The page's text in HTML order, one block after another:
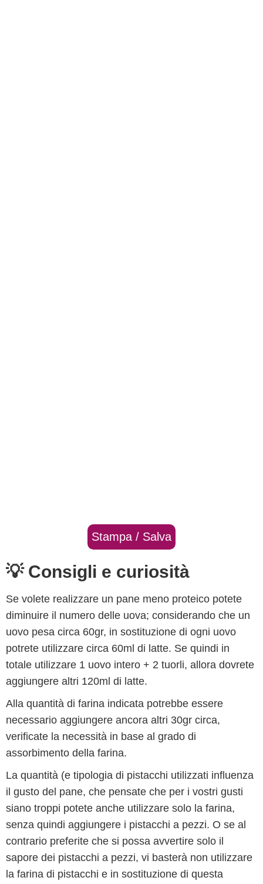
Stampa / Salva
💡 Consigli e curiosità
Se volete realizzare un pane meno proteico potete
diminuire il numero delle uova; considerando che un
uovo pesa circa 60gr, in sostituzione di ogni uovo
potrete utilizzare circa 60ml di latte. Se quindi in
totale utilizzare 1 uovo intero + 2 tuorli, allora dovrete
aggiungere altri 120ml di latte.
Alla quantità di farina indicata potrebbe essere
necessario aggiungere ancora altri 30gr circa,
verificate la necessità in base al grado di
assorbimento della farina.
La quantità (e tipologia di pistacchi utilizzati influenza
il gusto del pane, che pensate che per i vostri gusti
siano troppi potete anche utilizzare solo la farina,
senza quindi aggiungere i pistacchi a pezzi. O se al
contrario preferite che si possa avvertire solo il
sapore dei pistacchi a pezzi, vi basterà non utilizzare
la farina di pistacchi e in sostituzione di questa